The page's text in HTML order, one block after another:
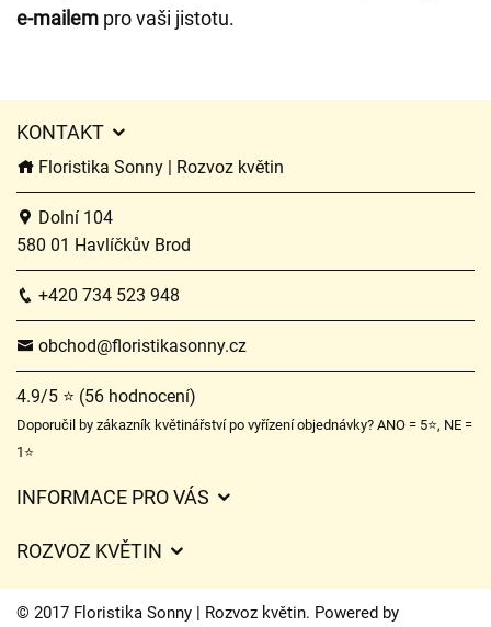
e-mailem pro vaši jistotu.
KONTAKT
Floristika Sonny | Rozvoz květin
Dolní 104
580 01 Havlíčkův Brod
+420 734 523 948
obchod@floristikasonny.cz
4.9/5 ⭐ (56 hodnocení)
Doporučil by zákazník květinářství po vyřízení objednávky? ANO = 5⭐, NE =
1⭐
INFORMACE PRO VÁS
Certifikáty
ROZVOZ KVĚTIN
Ceny za doručení
Kam doručujeme květiny
© 2017 Floristika Sonny | Rozvoz květin. Powered by